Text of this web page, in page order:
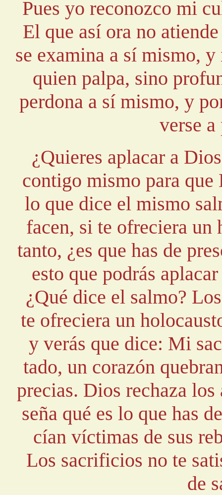
Pues yo reconozco mi
El que así ora no
se examina a sí mismo,
quien palpa, sino
perdona a sí mismo, y
verse
¿Quieres aplacar a
contigo mismo para
lo que dice el mismo
facen, si te ofreciera un
tanto, ¿es que has de
esto que podrás
¿Qué dice el salmo?
te ofreciera un
y verás que dice: Mi
tado, un corazón
precias. Dios rechaza
seña qué es lo que has
cían víctimas de sus
Los sacrificios no te
de